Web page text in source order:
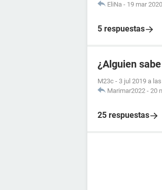
EliNa - 19 mar
5 respuestas
¿Alguien
M23c - 3 jul 2019 a
Marimar2022 - 20
25 respuestas